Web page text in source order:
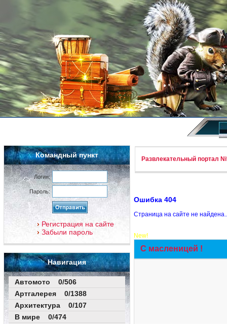
Командный пункт
Логин:
Пароль:
Регистрация на сайте
Забыли пароль
Навигация
Автомото 0/506
Артгалерея 0/1388
Архитектура 0/107
В мире 0/474
Развлекательный портал
Ошибка 404
Страница на сайте не
New!
С масленицей !